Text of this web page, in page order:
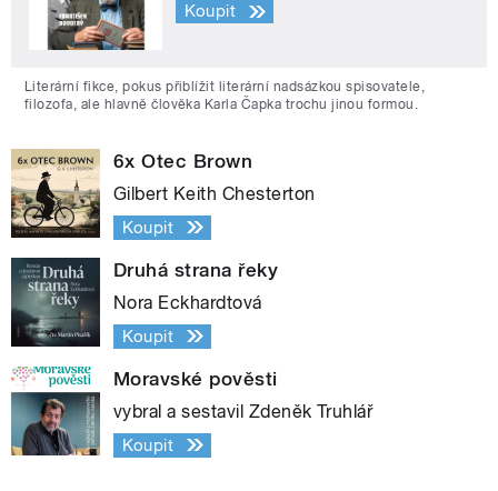
Koupit
Literární fikce, pokus přiblížit literární nadsázkou spisovatele,
filozofa, ale hlavně člověka Karla Čapka trochu jinou formou.
6x Otec Brown
Gilbert Keith Chesterton
Koupit
Druhá strana řeky
Nora Eckhardtová
Koupit
Moravské pověsti
vybral a sestavil Zdeněk Truhlář
Koupit